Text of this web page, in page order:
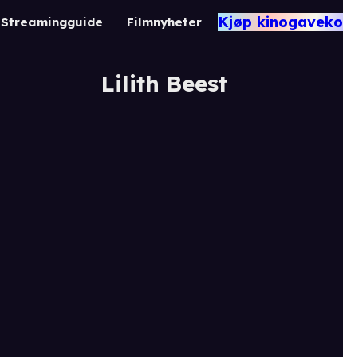
Streamingguide Filmnyheter Kjøp
Lilith Beest